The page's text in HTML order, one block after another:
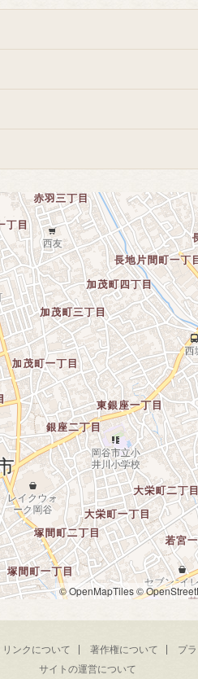
© OpenMapTiles©
リンクについて 著作権について プ
サイトの運営について